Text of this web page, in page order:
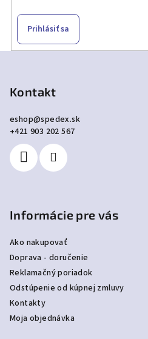
Prihlásiť sa
Kontakt
eshop@spedex.sk
+421 903 202 567
Informácie pre vás
Ako nakupovať
Doprava - doručenie
Reklamačný poriadok
Odstúpenie od kúpnej zmluvy
Kontakty
Moja objednávka